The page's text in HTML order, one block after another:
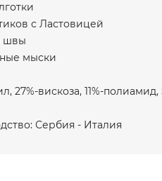
с Ластовицей
швы
мыски
27%-вискоза, 11%-полиамид,
Сербия - Италия